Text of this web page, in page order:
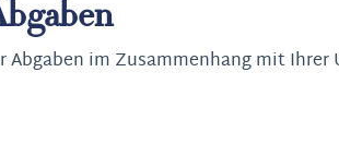
Abgaben im Zusammenhang mit